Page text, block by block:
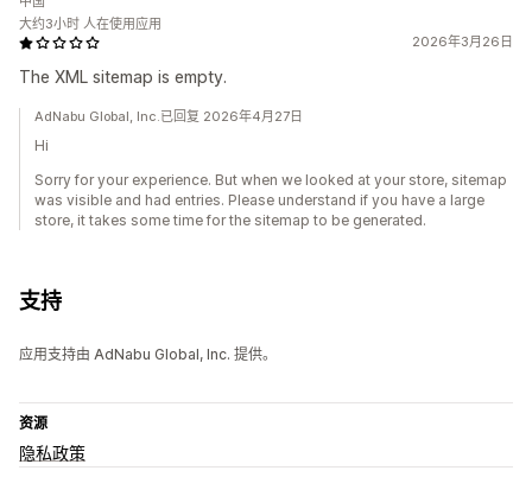
2026年3月26日
The XML sitemap is empty.
大约3小时 人在使用应用
AdNabu Global, Inc.已回复 2026年4月27日
Hi
Sorry for your experience. But when we looked at your store, sitemap
was visible and had entries. Please understand if you have a large
store, it takes some time for the sitemap to be generated.
支持
应用支持由 AdNabu Global, Inc. 提供。
资源
隐私政策